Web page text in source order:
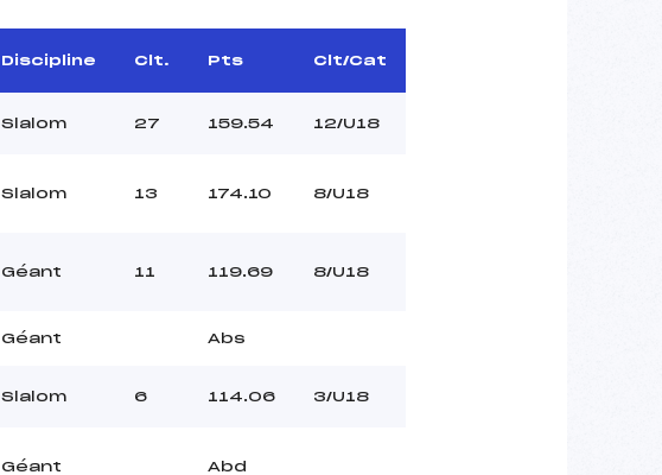
Discipline Clt. Pts Clt/Cat
Slalom 27 159.54 12/U18
Slalom 13 174.10 8/U18
Géant 11 119.69 8/U18
Géant Abs
Slalom 6 114.06 3/U18
Géant Abd